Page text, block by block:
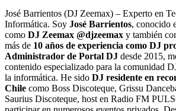
José Barrientos (DJ Zeemax) – Experto en
Informática. Soy José Barrientos, conocido
como DJ Zeemax @djzeemax y también
más de 10 años de experiencia como DJ
Administrador de Portal DJ desde 2015,
contenido especializado para la comunidad
la informática. He sido DJ residente en
Chile como Boss Discoteque, Grissu
Saurius Discoteque, host en Radio FM